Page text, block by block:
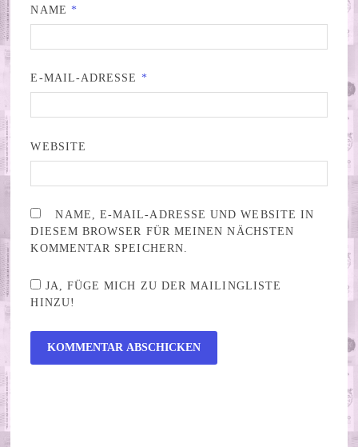
NAME *
E-MAIL-ADRESSE *
WEBSITE
NAME, E-MAIL-ADRESSE UND WEBSITE IN
DIESEM BROWSER FÜR MEINEN NÄCHSTEN
KOMMENTAR SPEICHERN.
JA, FÜGE MICH ZU DER MAILINGLISTE
HINZU!